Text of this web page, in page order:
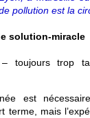
pollution est la
solution-miracle
toujours trop
est
terme, mais